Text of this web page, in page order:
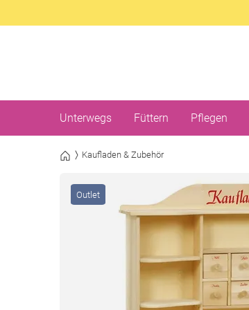
Unterwegs Füttern Pflegen
Kaufladen & Zubehör
Outlet